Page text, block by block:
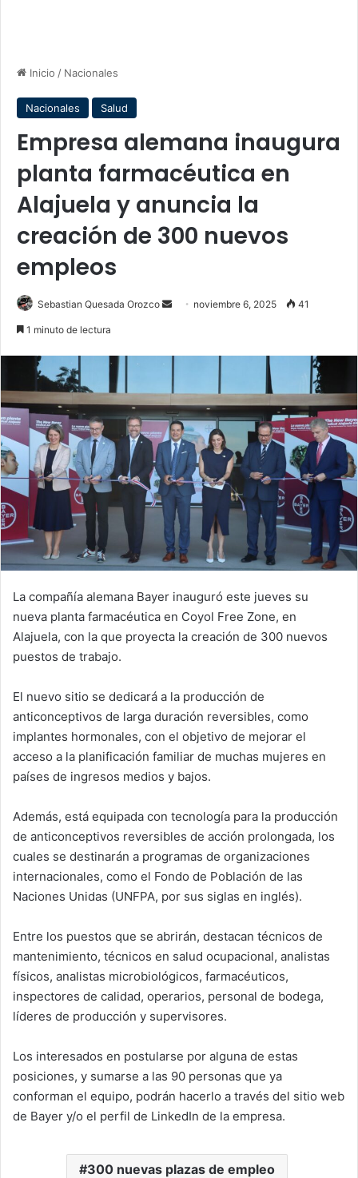
Inicio / Nacionales
Nacionales Salud
Empresa alemana inaugura
planta farmacéutica en
Alajuela y anuncia la
creación de 300 nuevos
empleos
Sebastian Quesada Orozco
Send noviembre 6, 2025 41
1 minuto de lectura
La compañía alemana Bayer inauguró este jueves su
nueva planta farmacéutica en Coyol Free Zone, en
Alajuela, con la que proyecta la creación de 300 nuevos
puestos de trabajo.
El nuevo sitio se dedicará a la producción de
anticonceptivos de larga duración reversibles, como
implantes hormonales, con el objetivo de mejorar el
acceso a la planificación familiar de muchas mujeres en
países de ingresos medios y bajos.
Además, está equipada con tecnología para la producción
de anticonceptivos reversibles de acción prolongada, los
cuales se destinarán a programas de organizaciones
internacionales, como el Fondo de Población de las
Naciones Unidas (UNFPA, por sus siglas en inglés).
Entre los puestos que se abrirán, destacan técnicos de
mantenimiento, técnicos en salud ocupacional, analistas
físicos, analistas microbiológicos, farmacéuticos,
inspectores de calidad, operarios, personal de bodega,
líderes de producción y supervisores.
Los interesados en postularse por alguna de estas
posiciones, y sumarse a las 90 personas que ya
conforman el equipo, podrán hacerlo a través del sitio web
de Bayer y/o el perfil de LinkedIn de la empresa.
300 nuevas plazas de empleo